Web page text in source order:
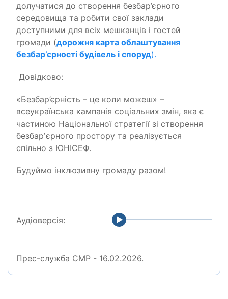
долучатися до створення безбар’єрного
середовища та робити свої заклади
доступними для всіх мешканців і гостей
громади (дорожня карта облаштування
безбар’єрності будівель і споруд).
Довідково:
«Безбар’єрність – це коли можеш» –
всеукраїнська кампанія соціальних змін, яка є
частиною Національної стратегії зі створення
безбарʼєрного простору та реалізується
спільно з ЮНІСЕФ.
Будуймо інклюзивну громаду разом!
Аудіоверсія:
Прес-служба СМР - 16.02.2026.